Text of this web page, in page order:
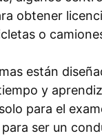
obtener
o
están
y
para el
ser un